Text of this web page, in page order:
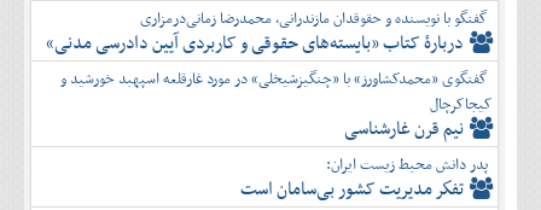
گفتگو با نویسنده و حقوقدان مازندرانی، محمدرضا زمانی‌درمزاری
دربارۀ کتاب ”بایسته‌های حقوقی و کاربردی آیین دادرسی مدنی»
گفتگوی «محمدکشاورز» با «چنگیزشیخلی» در مورد غارقلعه اسپهبد خورشید و
کیجاکرچال
نیم قرن غارشناسی
پدر دانش محیط زیست ایران:
تفكر مديريت کشور بی‌سامان است